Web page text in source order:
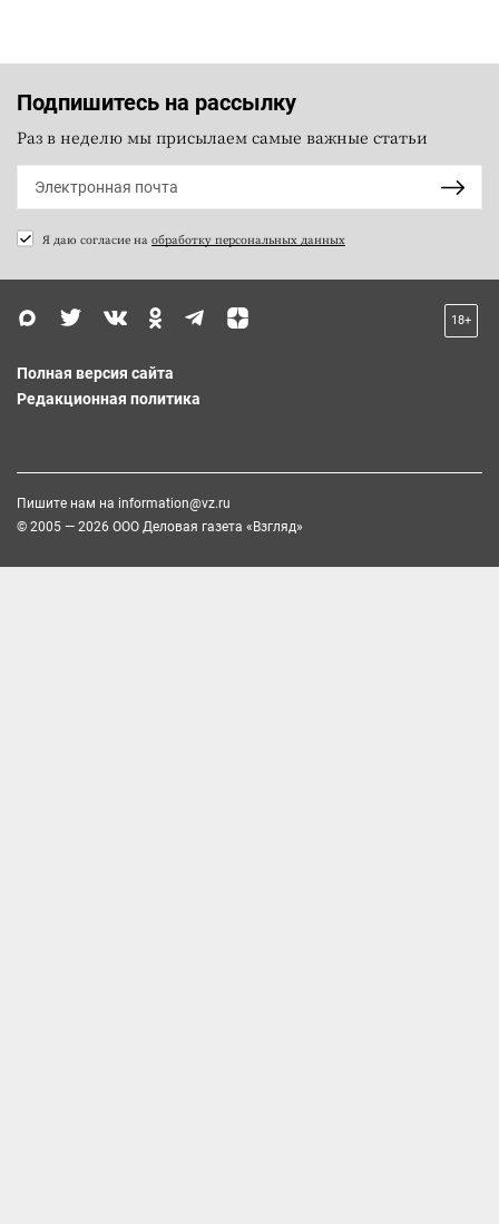
Подпишитесь на рассылку
Раз в неделю мы присылаем самые важные статьи
Я даю согласие на обработку персональных данных
18+
Полная версия сайта
Редакционная политика
Пишите нам на information@vz.ru
© 2005 — 2026 ООО Деловая газета «Взгляд»